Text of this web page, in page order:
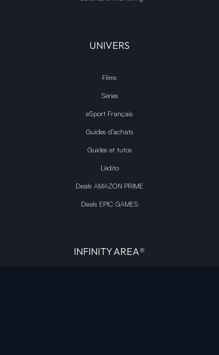
UNIVERS
Films
Séries
eSport Français
Guides d’achats
Guides et tutos
L'édito
Deals AMAZON PRIME
Deals EPIC GAMES
INFINITY AREA®